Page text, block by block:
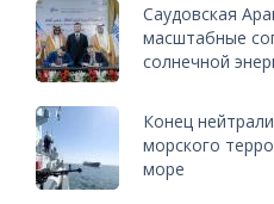
Саудовская
масштабные
солнечной
Конец
морского
море